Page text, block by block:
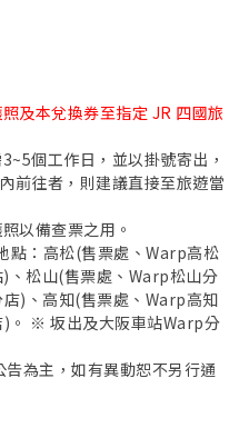
及本兌換券至指定 JR 四國旅
個工作日，並以掛號寄出，
前往者，則建議直接至旅遊當
以備查票之用。
點：高松(售票處、Warp高松
松山(售票處、Warp松山分
)、高知(售票處、Warp高知
。 ※ 坂出及大阪車站Warp分
為主，如有異動恕不另行通